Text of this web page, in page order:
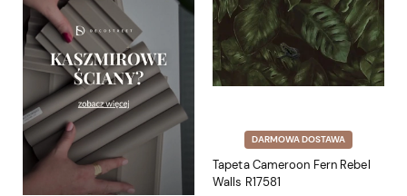
DARMOWA DOSTAWA
Tapeta Cameroon Fern Rebel
Walls R17581